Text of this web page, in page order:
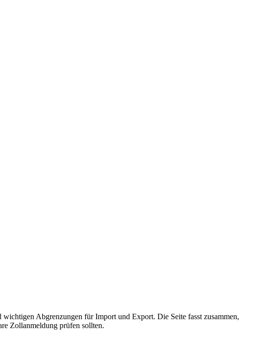
Abgrenzungen für Import und Export. Die Seite fasst zusammen,
Zollanmeldung prüfen sollten.